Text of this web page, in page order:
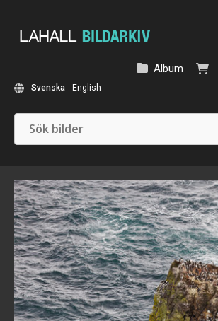
Album
Svenska English